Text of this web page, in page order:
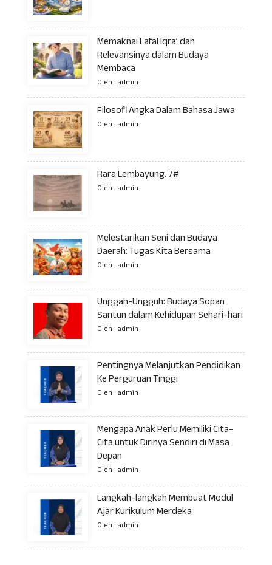
Memaknai Lafal Iqra’ dan
Relevansinya dalam Budaya
Membaca
Oleh : admin
Filosofi Angka Dalam Bahasa Jawa
Oleh : admin
Rara Lembayung. 7#
Oleh : admin
Melestarikan Seni dan Budaya
Daerah: Tugas Kita Bersama
Oleh : admin
Unggah-Ungguh: Budaya Sopan
Santun dalam Kehidupan Sehari-hari
Oleh : admin
Pentingnya Melanjutkan Pendidikan
Ke Perguruan Tinggi
Oleh : admin
Mengapa Anak Perlu Memiliki Cita-
Cita untuk Dirinya Sendiri di Masa
Depan
Oleh : admin
Langkah-langkah Membuat Modul
Ajar Kurikulum Merdeka
Oleh : admin